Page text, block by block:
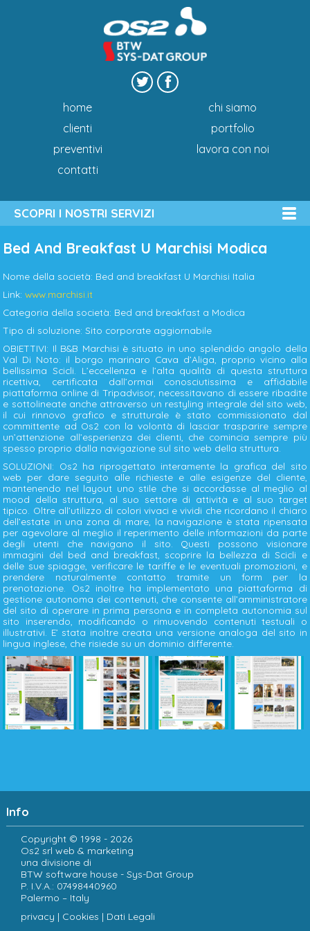
home
chi siamo
clienti
portfolio
preventivi
lavora con noi
contatti
SCOPRI I NOSTRI SERVIZI
Bed And Breakfast U Marchisi Modica
Nome della società: Bed and breakfast U Marchisi Italia
Link:www.marchisi.it
Categoria della società: Bed and breakfast a Modica
Tipo di soluzione: Sito corporate aggiornabile
OBIETTIVI: Il B&B Marchisi è situato in uno splendido angolo della
Val Di Noto: il borgo marinaro Cava d’Aliga, proprio vicino alla
bellissima Scicli. L’eccellenza e l’alta qualità di questa struttura
ricettiva, certificata dall’ormai conosciutissima e affidabile
piattaforma online di Tripadvisor, necessitavano di essere ribadite
e sottolineate anche attraverso un restyling integrale del sito web,
il cui rinnovo grafico e strutturale è stato commissionato dal
committente ad Os2 con la volontà di lasciar trasparire sempre
un’attenzione all’esperienza dei clienti, che comincia sempre più
spesso proprio dalla navigazione sul sito web della struttura.
SOLUZIONI: Os2 ha riprogettato interamente la grafica del sito
web per dare seguito alle richieste e alle esigenze del cliente,
mantenendo nel layout uno stile che si accordasse al meglio al
mood della struttura, al suo settore di attività e al suo target
tipico. Oltre all’utilizzo di colori vivaci e vividi che ricordano il chiaro
dell’estate in una zona di mare, la navigazione è stata ripensata
per agevolare al meglio il reperimento delle informazioni da parte
degli utenti che navigano il sito. Questi possono visionare
immagini del bed and breakfast, scoprire la bellezza di Scicli e
delle sue spiagge, verificare le tariffe e le eventuali promozioni, e
prendere naturalmente contatto tramite un form per la
prenotazione. Os2 inoltre ha implementato una piattaforma di
gestione autonoma dei contenuti, che consente all’amministratore
del sito di operare in prima persona e in completa autonomia sul
sito inserendo, modificando o rimuovendo contenuti testuali o
illustrativi. E’ stata inoltre creata una versione analoga del sito in
lingua inglese, che risiede su un dominio differente.
Info
Copyright © 1998 - 2026
Os2 srl web & marketing
una divisione di
BTW software house - Sys-Dat Group
P. I.V.A.: 07498440960
Palermo – Italy
privacy | Cookies | Dati Legali